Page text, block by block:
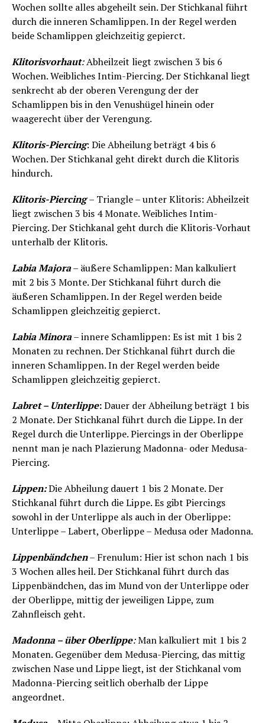
Wochen sollte alles abgeheilt sein. Der Stichkanal führt
durch die inneren Schamlippen. In der Regel werden
beide Schamlippen gleichzeitig gepierct.
Klitorisvorhaut:Abheilzeit liegt zwischen 3 bis 6
Wochen. Weibliches Intim-Piercing. Der Stichkanal liegt
senkrecht ab der oberen Verengung der der
Schamlippen bis in den Venushügel hinein oder
waagerecht über der Verengung.
Klitoris-Piercing: Die Abheilung beträgt 4 bis 6
Wochen. Der Stichkanal geht direkt durch die Klitoris
hindurch.
Klitoris-Piercing – Triangle – unter Klitoris: Abheilzeit
liegt zwischen 3 bis 4 Monate. Weibliches Intim-
Piercing. Der Stichkanal geht durch die Klitoris-Vorhaut
unterhalb der Klitoris.
Labia Majora– äußere Schamlippen: Man kalkuliert
mit 2 bis 3 Monte. Der Stichkanal führt durch die
äußeren Schamlippen. In der Regel werden beide
Schamlippen gleichzeitig gepierct.
Labia Minora– innere Schamlippen: Es ist mit 1 bis 2
Monaten zu rechnen. Der Stichkanal führt durch die
inneren Schamlippen. In der Regel werden beide
Schamlippen gleichzeitig gepierct.
Labret – Unterlippe:Dauer der Abheilung beträgt 1 bis
2 Monate. Der Stichkanal führt durch die Lippe. In der
Regel durch die Unterlippe. Piercings in der Oberlippe
nennt man je nach Plazierung Madonna- oder Medusa-
Piercing.
Lippen:Die Abheilung dauert 1 bis 2 Monate. Der
Stichkanal führt durch die Lippe. Es gibt Piercings
sowohl in der Unterlippe als auch in der Oberlippe:
Unterlippe – Labert, Oberlippe – Medusa oder Madonna.
Lippenbändchen– Frenulum: Hier ist schon nach 1 bis
3 Wochen alles heil. Der Stichkanal führt durch das
Lippenbändchen, das im Mund von der Unterlippe oder
der Oberlippe, mittig der jeweiligen Lippe, zum
Zahnfleisch geht.
Madonna – über Oberlippe:Man kalkuliert mit 1 bis 2
Monaten. Gegenüber dem Medusa-Piercing, das mittig
zwischen Nase und Lippe liegt, ist der Stichkanal vom
Madonna-Piercing seitlich oberhalb der Lippe
angeordnet.